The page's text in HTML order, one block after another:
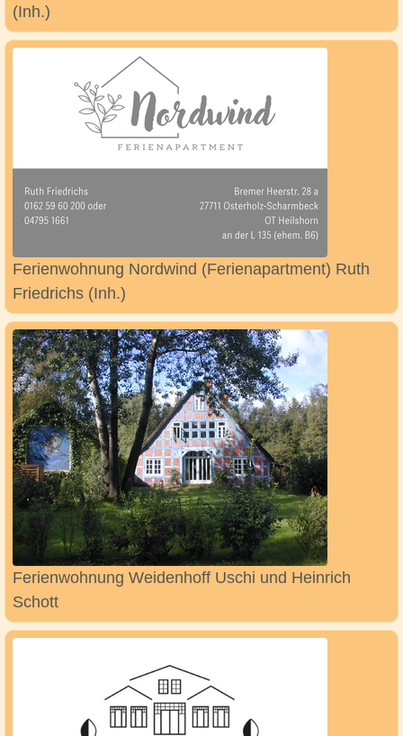
(Inh.)
Ferienwohnung Nordwind (Ferienapartment) Ruth
Friedrichs (Inh.)
Ferienwohnung Weidenhoff Uschi und Heinrich
Schott